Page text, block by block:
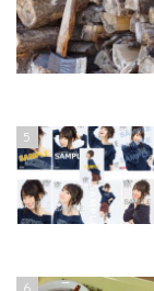
5
6